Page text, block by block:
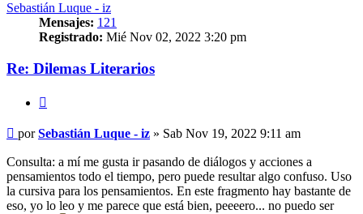
Sebastián Luque - iz
Mensajes: 121
Registrado: Mié Nov 02, 2022 3:20 pm
Re: Dilemas Literarios
Mensaje
porSebastián Luque - iz » Sab Nov 19, 2022 9:11 am
Consulta: a mí me gusta ir pasando de diálogos y acciones a
pensamientos todo el tiempo, pero puede resultar algo confuso. Uso
la cursiva para los pensamientos. En este fragmento hay bastante de
eso, yo lo leo y me parece que está bien, peeeero... no puedo ser